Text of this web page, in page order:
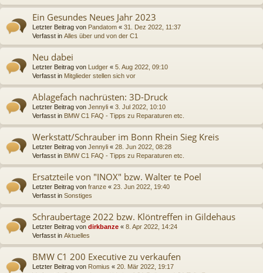
Ein Gesundes Neues Jahr 2023
Letzter Beitrag von Pandatom « 31. Dez 2022, 11:37
Verfasst in Alles über und von der C1
Neu dabei
Letzter Beitrag von Ludger « 5. Aug 2022, 09:10
Verfasst in Mitglieder stellen sich vor
Ablagefach nachrüsten: 3D-Druck
Letzter Beitrag von Jennyli « 3. Jul 2022, 10:10
Verfasst in BMW C1 FAQ - Tipps zu Reparaturen etc.
Werkstatt/Schrauber im Bonn Rhein Sieg Kreis
Letzter Beitrag von Jennyli « 28. Jun 2022, 08:28
Verfasst in BMW C1 FAQ - Tipps zu Reparaturen etc.
Ersatzteile von "INOX" bzw. Walter te Poel
Letzter Beitrag von franze « 23. Jun 2022, 19:40
Verfasst in Sonstiges
Schraubertage 2022 bzw. Klöntreffen in Gildehaus
Letzter Beitrag von dirkbanze « 8. Apr 2022, 14:24
Verfasst in Aktuelles
BMW C1 200 Executive zu verkaufen
Letzter Beitrag von Romius « 20. Mär 2022, 19:17